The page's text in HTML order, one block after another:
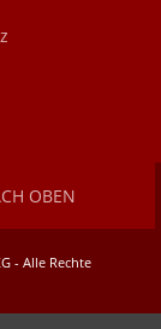
OBEN
- Alle Rechte